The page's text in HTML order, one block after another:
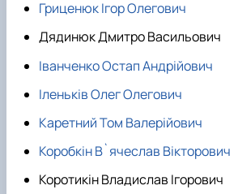
Гриценюк Ігор Олегович
Дядинюк Дмитро Васильович
Іванченко Остап Андрійович
Іленьків Олег Олегович
Каретний Том Валерійович
Коробкін В`ячеслав Вікторович
Коротикін Владислав Ігорович